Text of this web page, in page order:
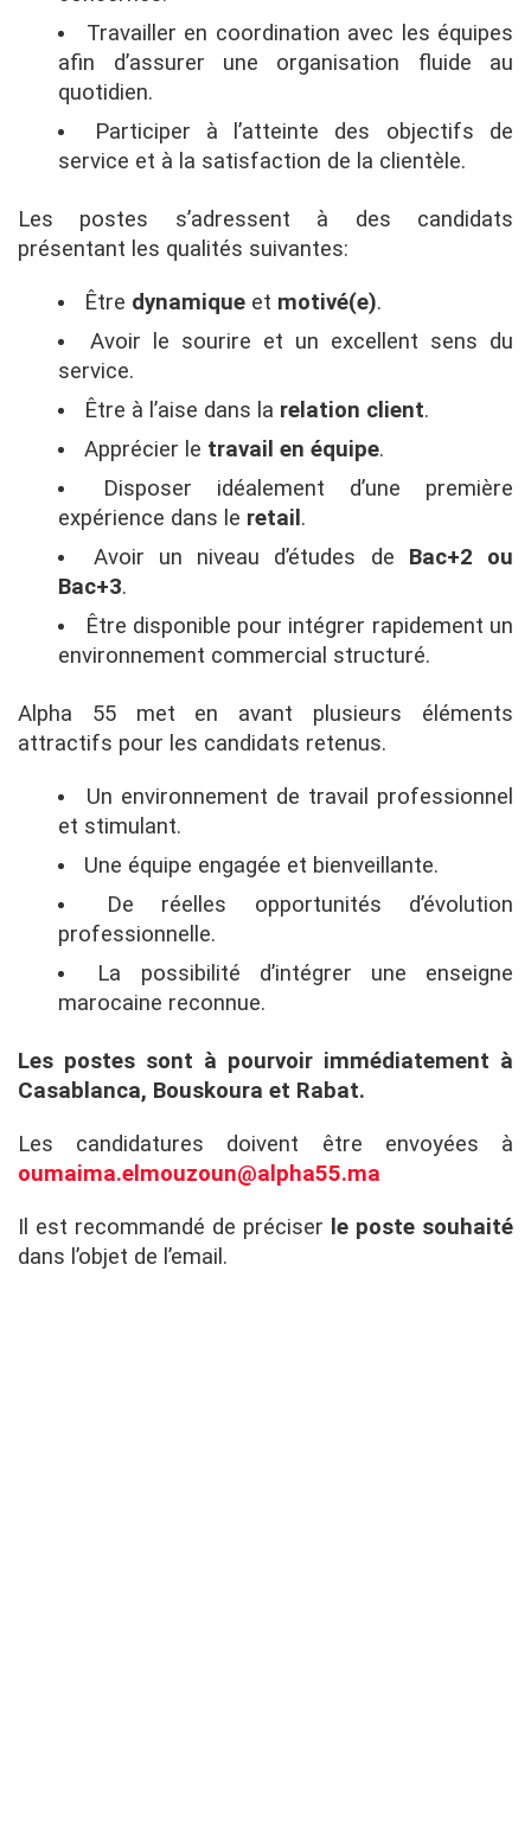
Travailler en coordination avec les équipes
afin d’assurer une organisation fluide au
quotidien.
Participer à l’atteinte des objectifs de
service et à la satisfaction de la clientèle.
Les postes s’adressent à des candidats
présentant les qualités suivantes:
Être dynamique et motivé(e).
Avoir le sourire et un excellent sens du
service.
Être à l’aise dans la relation client.
Apprécier le travail en équipe.
Disposer idéalement d’une première
expérience dans le retail .
Avoir un niveau d’études de Bac+2 ou
Bac+3.
Être disponible pour intégrer rapidement un
environnement commercial structuré.
Alpha 55 met en avant plusieurs éléments
attractifs pour les candidats retenus.
Un environnement de travail professionnel
et stimulant.
Une équipe engagée et bienveillante.
De réelles opportunités d’évolution
professionnelle.
La possibilité d’intégrer une enseigne
marocaine reconnue.
Les postes sont à pourvoir immédiatement à
Casablanca, Bouskoura et Rabat.
Les candidatures doivent être envoyées à
oumaima.elmouzoun@alpha55.ma
Il est recommandé de préciser le poste souhaité
dans l’objet de l’email.